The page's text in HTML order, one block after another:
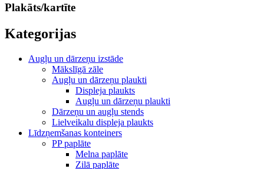
Plakāts/kartīte
Kategorijas
Augļu un dārzeņu izstāde
Mākslīgā zāle
Augļu un dārzeņu plaukti
Displeja plaukts
Augļu un dārzeņu plaukti
Dārzeņu un augļu stends
Lielveikalu displeja plaukts
Līdzņemšanas konteiners
PP paplāte
Melna paplāte
Zilā paplāte